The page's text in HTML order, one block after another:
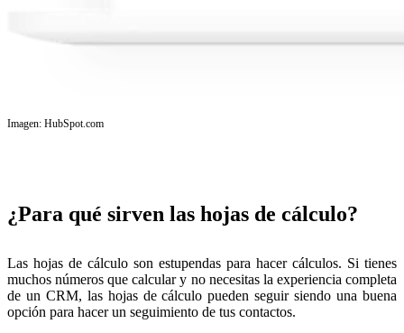
Imagen: HubSpot.com
¿Para qué sirven las hojas de cálculo?
Las hojas de cálculo son estupendas para hacer cálculos. Si tienes
muchos números que calcular y no necesitas la experiencia completa
de un CRM, las hojas de cálculo pueden seguir siendo una buena
opción para hacer un seguimiento de tus contactos.